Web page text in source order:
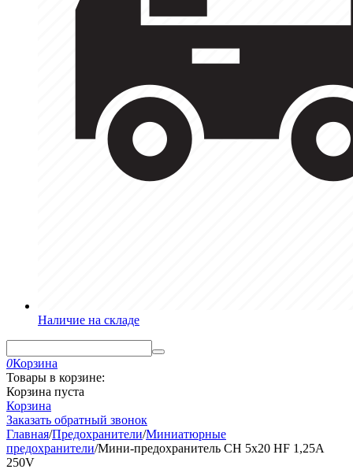
Наличие на складе
0Корзина
Товары в корзине:
Корзина пуста
Корзина
Заказать обратный звонок
Главная/Предохранители/Миниатюрные
предохранители/Мини-предохранитель CH 5x20 HF 1,25A
250V